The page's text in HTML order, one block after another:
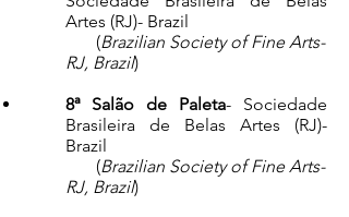
Artes (RJ)- Brazil
(Brazilian Society of Fine Arts-
RJ, Brazil)​​​
8ª Salão de Paleta- Sociedade
Brasileira de Belas Artes (RJ)-
Brazil
(Brazilian Society of Fine Arts-
RJ, Brazil)​​​